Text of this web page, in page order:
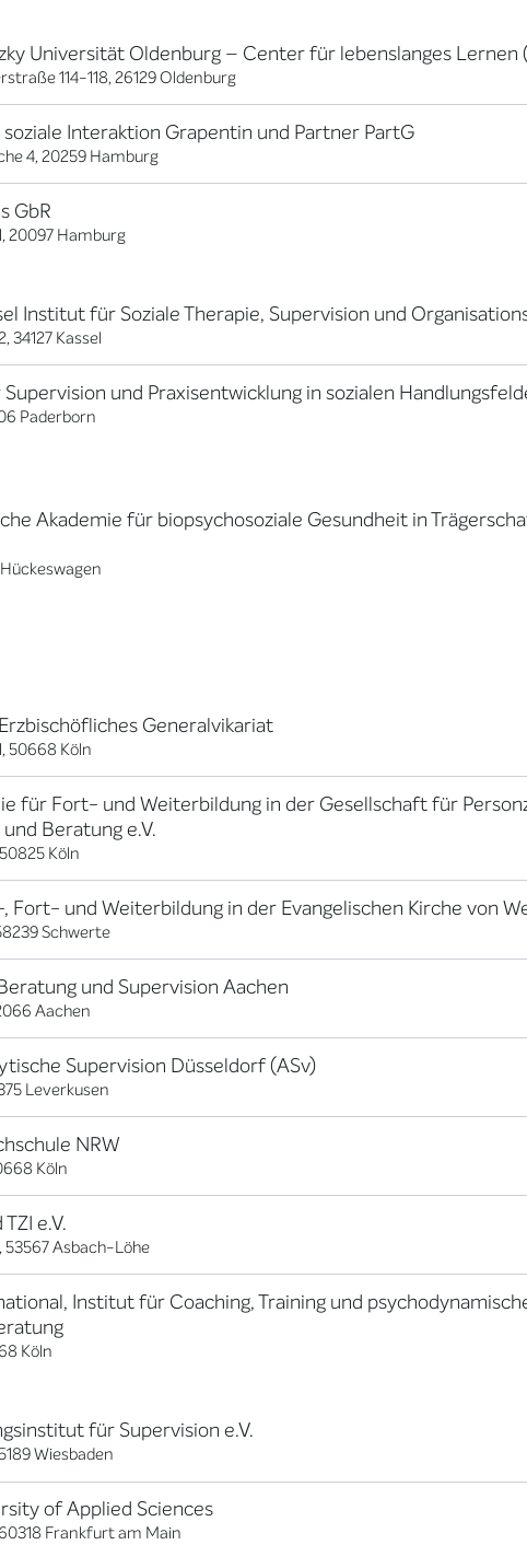
Universität Oldenburg – Center für lebenslanges Lernen
114-118, 26129 Oldenburg
Interaktion Grapentin und Partner PartG
4, 20259 Hamburg
GbR
20097 Hamburg
Institut für Soziale Therapie, Supervision und
34127 Kassel
und Praxisentwicklung in sozialen
Paderborn
Akademie für biopsychosoziale Gesundheit in
Generalvikariat
50668 Köln
für Fort- und Weiterbildung in der Gesellschaft für
Beratung e.V.
Köln
Fort- und Weiterbildung in der Evangelischen Kirche von
Schwerte
und Supervision Aachen
Aachen
Supervision Düsseldorf (ASv)
Leverkusen
NRW
Köln
e.V.
53567 Asbach-Löhe
Institut für Coaching, Training und
Köln
für Supervision e.V.
Wiesbaden
of Applied Sciences
Frankfurt am Main